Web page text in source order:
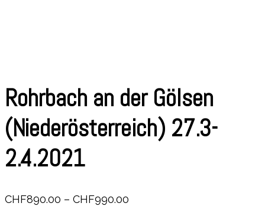
Rohrbach an der Gölsen
(Niederösterreich) 27.3-
2.4.2021
CHF890.00 – CHF990.00